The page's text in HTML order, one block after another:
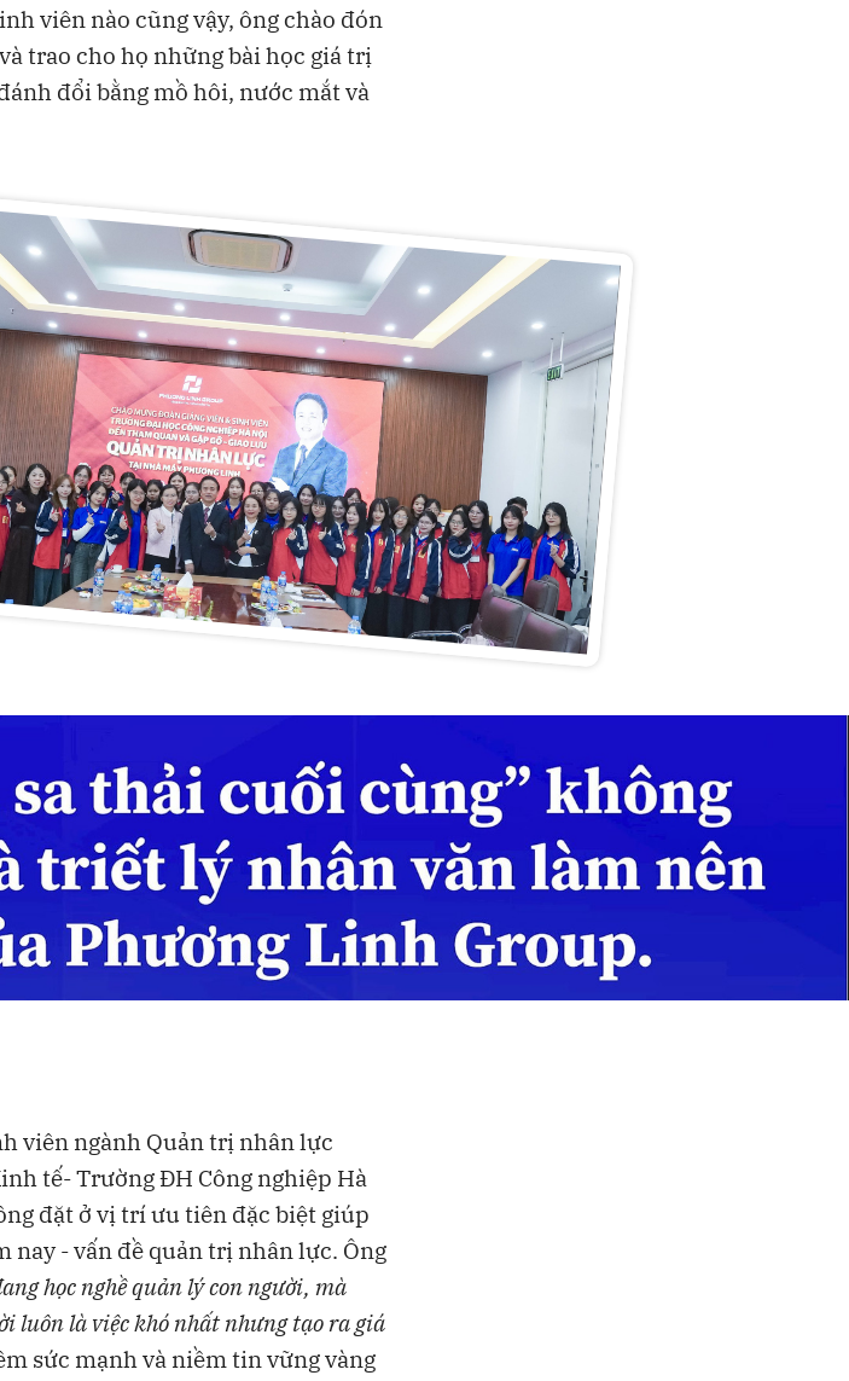
viên nào cũng vậy, ông chào đón
trao cho họ những bài học giá trị
đổi bằng mồ hôi, nước mắt và
viên ngành Quản trị nhân lực
tế- Trường ĐH Công nghiệp Hà
đặt ở vị trí ưu tiên đặc biệt giúp
nay - vấn đề quản trị nhân lực. Ông
học nghề quản lý con người, mà
luôn là việc khó nhất nhưng tạo ra giá
sức mạnh và niềm tin vững vàng